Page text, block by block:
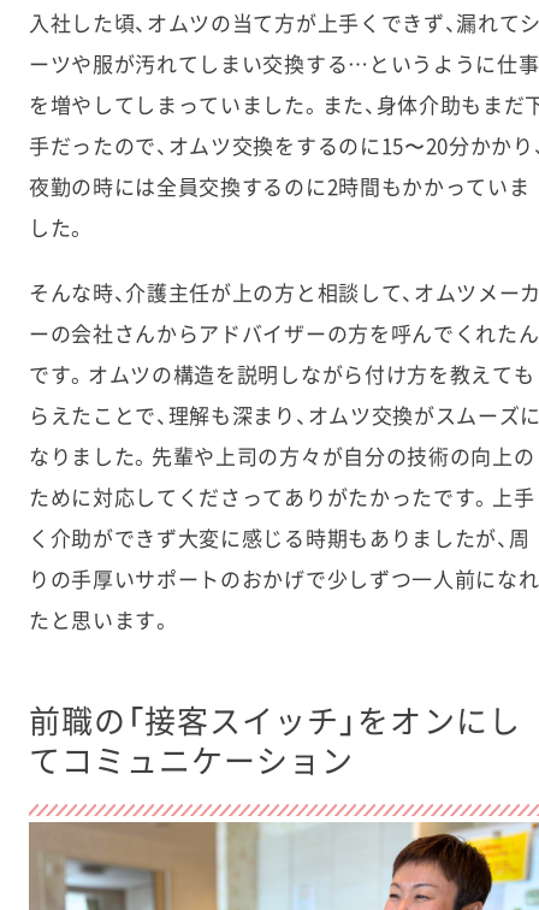
入社した頃、オムツの当て方が上手くできず、漏れて
ーツや服が汚れてしまい交換する…というように仕事
を増やしてしまっていました。また、身体介助もまだ
手だったので、オムツ交換をするのに15〜20分かかり
夜勤の時には全員交換するのに2時間もかかっていま
した。
そんな時、介護主任が上の方と相談して、オムツメー
ーの会社さんからアドバイザーの方を呼んでくれたん
です。オムツの構造を説明しながら付け方を教えても
らえたことで、理解も深まり、オムツ交換がスムーズ
なりました。先輩や上司の方々が自分の技術の向上の
ために対応してくださってありがたかったです。上手
く介助ができず大変に感じる時期もありましたが、周
りの手厚いサポートのおかげで少しずつ一人前になれ
たと思います。
前職の「接客スイッチ」をオンにし
てコミュニケーション